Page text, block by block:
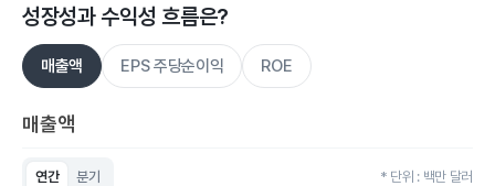
성장성과 수익성 흐름은?
매출액 EPS 주당순이익 ROE
매출액
연간 분기 * 단위 : 백만 달러